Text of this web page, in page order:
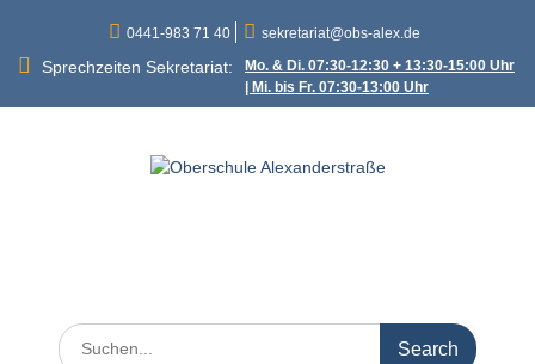
content
0441-983 71 40 sekretariat@obs-alex.de
Sprechzeiten Sekretariat:
Mo. & Di. 07:30-12:30 + 13:30-15:00 Uhr
| Mi. bis Fr. 07:30-13:00 Uhr
Search
for: